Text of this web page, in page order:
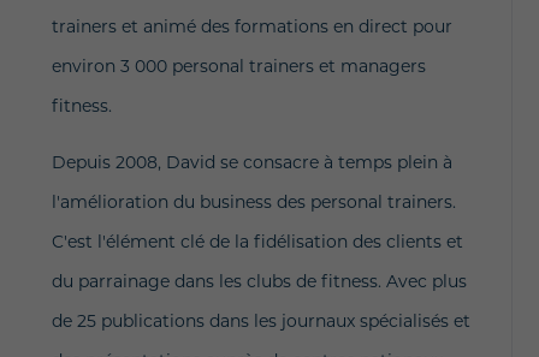
trainers et animé des formations en direct pour
environ 3 000 personal trainers et managers
fitness.
Depuis 2008, David se consacre à temps plein à
l'amélioration du business des personal trainers.
C'est l'élément clé de la fidélisation des clients et
du parrainage dans les clubs de fitness. Avec plus
de 25 publications dans les journaux spécialisés et